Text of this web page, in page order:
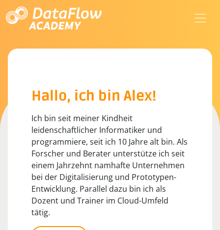
Hallo, ich bin Alex!
Ich bin seit meiner Kindheit
leidenschaftlicher Informatiker und
programmiere, seit ich 10 Jahre alt bin. Als
Forscher und Berater unterstütze ich seit
einem Jahrzehnt namhafte Unternehmen
bei der Digitalisierung und Prototypen-
Entwicklung. Parallel dazu bin ich als
Dozent und Trainer im Cloud-Umfeld
tätig.